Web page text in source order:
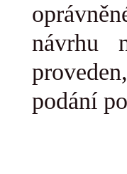
návrhu
podání